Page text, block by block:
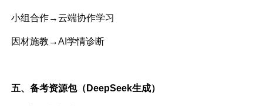
小组合作→云端协作学习
因材施教→AI学情诊断
五、备考资源包（DeepSeek生成）